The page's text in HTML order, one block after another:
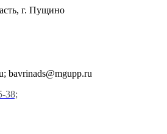
г. Пущино
bavrinads@mgupp.ru
38;